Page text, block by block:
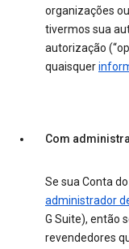
organizações
tivermos sua
autorização
quaisquer
Com
Se sua Conta
administrador
G Suite), então
revendedores